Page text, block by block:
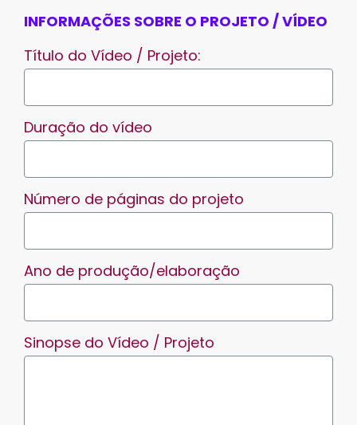
INFORMAÇÕES SOBRE O PROJETO / VÍDEO
Título do Vídeo / Projeto:
Duração do vídeo
Número de páginas do projeto
Ano de produção/elaboração
Sinopse do Vídeo / Projeto